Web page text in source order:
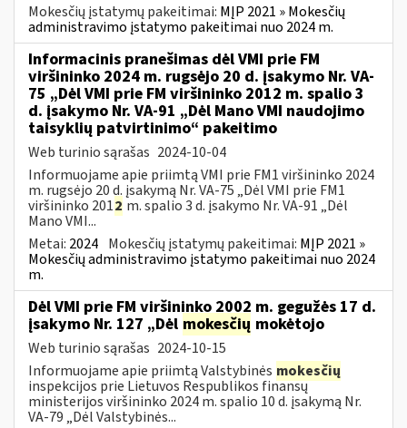
Mokesčių įstatymų pakeitimai: MĮP 2021 » Mokesčių
administravimo įstatymo pakeitimai nuo 2024 m.
Informacinis pranešimas dėl VMI prie FM
viršininko 2024 m. rugsėjo 20 d. įsakymo Nr. VA-
75 „Dėl VMI prie FM viršininko 2012 m. spalio 3
d. įsakymo Nr. VA-91 „Dėl Mano VMI naudojimo
taisyklių patvirtinimo“ pakeitimo
Web turinio sąrašas 2024-10-04
Informuojame apie priimtą VMI prie FM1 viršininko 2024
m. rugsėjo 20 d. įsakymą Nr. VA-75 „Dėl VMI prie FM1
viršininko 2012 m. spalio 3 d. įsakymo Nr. VA-91 „Dėl
Mano VMI...
Metai: 2024 Mokesčių įstatymų pakeitimai: MĮP 2021 »
Mokesčių administravimo įstatymo pakeitimai nuo 2024
m.
Dėl VMI prie FM viršininko 2002 m. gegužės 17 d.
įsakymo Nr. 127 „Dėl mokesčių mokėtojo
Web turinio sąrašas 2024-10-15
Informuojame apie priimtą Valstybinės mokesčių
inspekcijos prie Lietuvos Respublikos finansų
ministerijos viršininko 2024 m. spalio 10 d. įsakymą Nr.
VA-79 „Dėl Valstybinės...